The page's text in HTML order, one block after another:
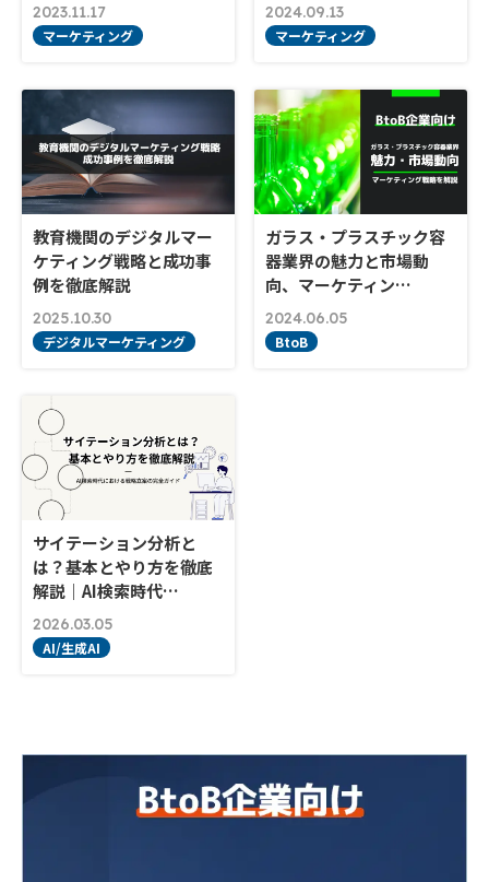
2023.11.17
マーケティング
2024.09.13
マーケティング
教育機関のデジタルマー
ケティング戦略と成功事
例を徹底解説
2025.10.30
デジタルマーケティング
ガラス・プラスチック容
器業界の魅力と市場動
向、マーケティン…
2024.06.05
BtoB
サイテーション分析と
は？基本とやり方を徹底
解説｜AI検索時代…
2026.03.05
AI/生成AI